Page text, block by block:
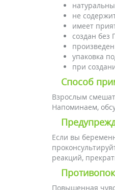
не
имеет
создан без
упаковка
при
Способ
Взрослым
Напоминаем,
Если вы
реакций,
Повышенная